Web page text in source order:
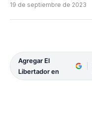
19 de septiembre de 2023
Agregar El
Libertador en